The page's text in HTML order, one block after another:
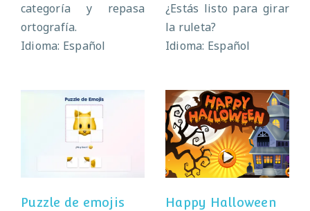
categoría y repasa
ortografía.
Idioma: Español
¿Estás listo para girar
la ruleta?
Idioma: Español
Puzzle de emojis
Puzzle de emojis
Happy
Halloween
Happy Halloween